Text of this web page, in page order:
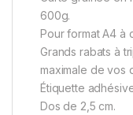
600g.
Pour format A4 à
Grands rabats à
maximale de vos
Étiquette
Dos de 2,5 cm.